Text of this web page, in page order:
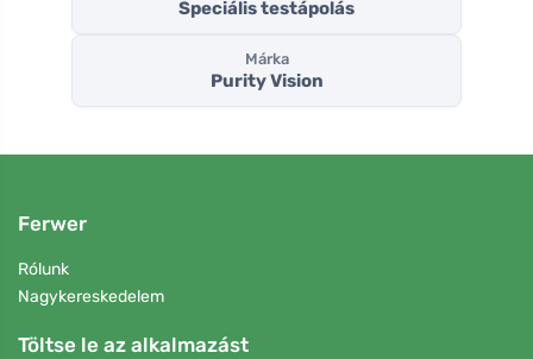
Speciális testápolás
Márka
Purity Vision
Ferwer
Rólunk
Nagykereskedelem
Töltse le az alkalmazást